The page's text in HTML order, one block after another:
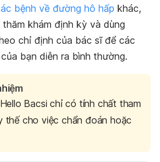
bệnh về đường hô hấp khác,
khám định kỳ và dùng
chỉ định của bác sĩ để các
bạn diễn ra bình thường.
Bacsi chỉ có tính chất tham
thế cho việc chẩn đoán hoặc